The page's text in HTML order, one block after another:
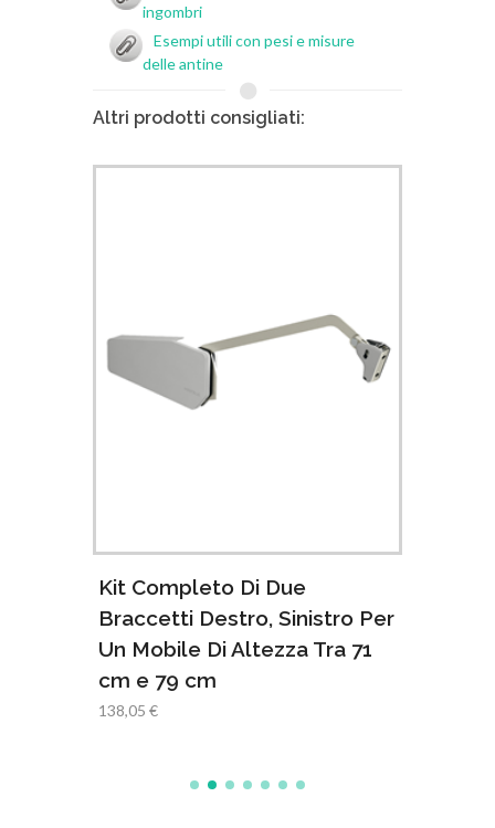
ingombri
Esempi utili con pesi e misure
delle antine
Altri prodotti consigliati:
Kit Completo Di Due
Braccetti Destro, Sinistro Per
Un Mobile Di Altezza Tra 71
cm e 79 cm
138,05 €